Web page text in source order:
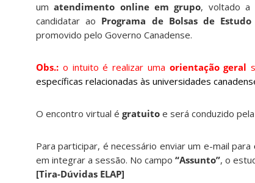
umatendimento online em grupo, voltado a
candidatar ao Programa de Bolsas de Estudo
promovido pelo Governo Canadense.
Obs.: o intuito é realizar uma orientação geral
específicas relacionadas às universidades
O encontro virtual é gratuito e será conduzido
Para participar, é necessário enviar um e-mail para
em integrar a sessão. No campo “Assunto”, o
[Tira-Dúvidas ELAP]